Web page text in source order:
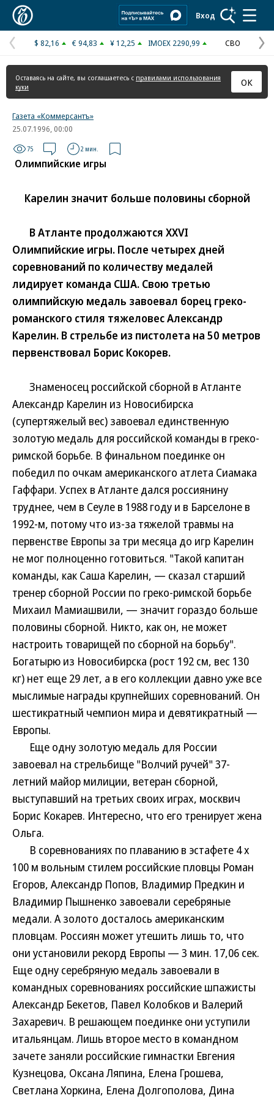
Вход
Предыдущая
страница
$ 82,16 € 94,83 ¥ 12,25 IMOEX 2290,99 СВО
Оставаясь на сайте, вы соглашаетесь с правилами использования
куки
ОК
Газета «Коммерсантъ»
25.07.1996, 00:00
75 2 мин.
Олимпийские игры
Карелин значит больше половины сборной
В Атланте продолжаются XXVI
Олимпийские игры. После четырех дней
соревнований по количеству медалей
лидирует команда США. Свою третью
олимпийскую медаль завоевал борец греко-
романского стиля тяжеловес Александр
Карелин. В стрельбе из пистолета на 50 метров
первенствовал Борис Кокорев.
Знаменосец российской сборной в Атланте
Александр Карелин из Новосибирска
(супертяжелый вес) завоевал единственную
золотую медаль для российской команды в греко-
римской борьбе. В финальном поединке он
победил по очкам американского атлета Сиамака
Гаффари. Успех в Атланте дался россиянину
труднее, чем в Сеуле в 1988 году и в Барселоне в
1992-м, потому что из-за тяжелой травмы на
первенстве Европы за три месяца до игр Карелин
не мог полноценно готовиться. "Такой капитан
команды, как Саша Карелин, — сказал старший
тренер сборной России по греко-римской борьбе
Михаил Мамиашвили, — значит гораздо больше
половины сборной. Никто, как он, не может
настроить товарищей по сборной на борьбу".
Богатырю из Новосибирска (рост 192 см, вес 130
кг) нет еще 29 лет, а в его коллекции давно уже все
мыслимые награды крупнейших соревнований. Он
шестикратный чемпион мира и девятикратный —
Европы.
Еще одну золотую медаль для России
завоевал на стрельбище "Волчий ручей" 37-
летний майор милиции, ветеран сборной,
выступавший на третьих своих играх, москвич
Борис Кокарев. Интересно, что его тренирует жена
Ольга.
В соревнованиях по плаванию в эстафете 4 х
100 м вольным стилем российские пловцы Роман
Егоров, Александр Попов, Владимир Предкин и
Владимир Пышненко завоевали серебряные
медали. А золото досталось американским
пловцам. Россиян может утешить лишь то, что
они установили рекорд Европы — 3 мин. 17,06 сек.
Еще одну серебряную медаль завоевали в
командных соревнованиях российские шпажисты
Александр Бекетов, Павел Колобков и Валерий
Захаревич. В решающем поединке они уступили
итальянцам. Лишь второе место в командном
зачете заняли российские гимнастки Евгения
Кузнецова, Оксана Ляпина, Елена Грошева,
Светлана Хоркина, Елена Долгополова, Дина